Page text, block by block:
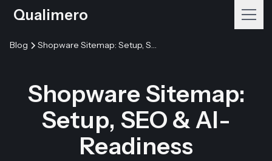
Qualimero
Blog Shopware Sitemap: Setup, SEO & AI-Readiness
Shopware Sitemap:
Setup, SEO & AI-
Readiness